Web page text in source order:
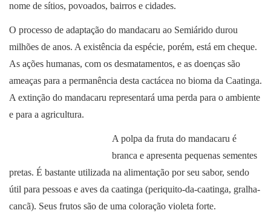
nome de sítios, povoados, bairros e cidades.
O processo de adaptação do mandacaru ao Semiárido durou
milhões de anos. A existência da espécie, porém, está em cheque.
As ações humanas, com os desmatamentos, e as doenças são
ameaças para a permanência desta cactácea no bioma da Caatinga.
A extinção do mandacaru representará uma perda para o ambiente
e para a agricultura.
A polpa da fruta do mandacaru é
branca e apresenta pequenas sementes
pretas. É bastante utilizada na alimentação por seu sabor, sendo
útil para pessoas e aves da caatinga (periquito-da-caatinga, gralha-
cancã). Seus frutos são de uma coloração violeta forte.